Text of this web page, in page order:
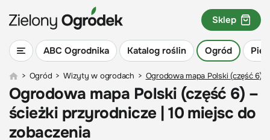
ABC Ogrodnika Katalog roślin Ogród
Sklep
> Ogród > Wizyty w ogrodach > Ogrodowa mapa Polski (część 6)
Ogrodowa mapa Polski (część 6) –
ścieżki przyrodnicze | 10 miejsc do
zobaczenia